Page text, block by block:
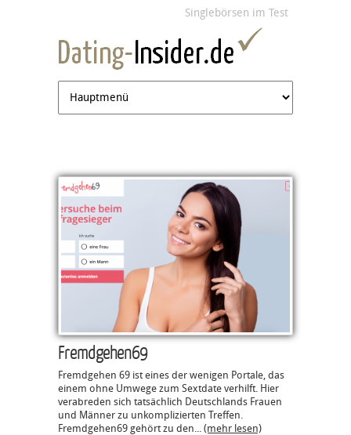
Jump to navigationSinglebörsen im Test
Fremdgehen69
Fremdgehen 69 ist eines der wenigen Portale, das
einem ohne Umwege zum Sextdate verhilft. Hier
verabreden sich tatsächlich Deutschlands Frauen
und Männer zu unkomplizierten Treffen.
Fremdgehen69 gehört zu den... (mehr lesen)